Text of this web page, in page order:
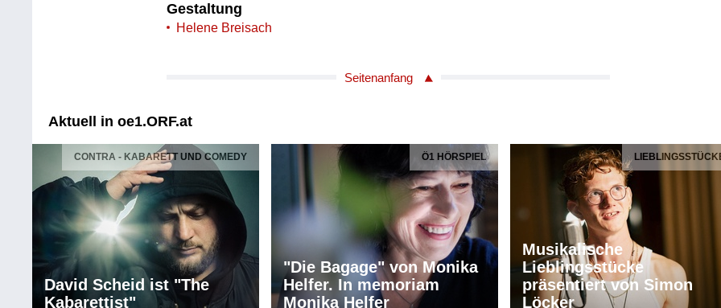
Gestaltung
Helene Breisach
Seitenanfang
Aktuell in oe1.ORF.at
CONTRA - KABARETT UND COMEDY
David Scheid ist "The
Kabarettist"
Ö1 HÖRSPIEL
"Die Bagage" von Monika
Helfer. In memoriam
Monika Helfer
Musikalische
Lieblingsstücke
präsentiert von Simon
Löcker